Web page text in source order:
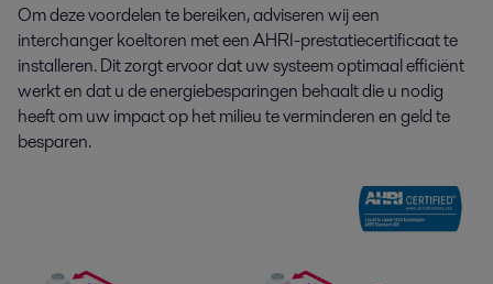
Om deze voordelen te bereiken, adviseren wij een
interchanger koeltoren met een AHRI-prestatiecertificaat te
installeren. Dit zorgt ervoor dat uw systeem optimaal efficiënt
werkt en dat u de energiebesparingen behaalt die u nodig
heeft om uw impact op het milieu te verminderen en geld te
besparen.